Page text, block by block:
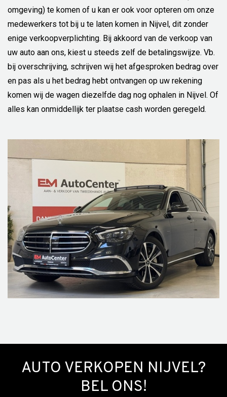
omgeving) te komen of u kan er ook voor opteren om onze
medewerkers tot bij u te laten komen in Nijvel, dit zonder
enige verkoopverplichting. Bij akkoord van de verkoop van
uw auto aan ons, kiest u steeds zelf de betalingswijze. Vb.
bij overschrijving, schrijven wij het afgesproken bedrag over
en pas als u het bedrag hebt ontvangen op uw rekening
komen wij de wagen diezelfde dag nog ophalen in Nijvel. Of
alles kan onmiddellijk ter plaatse cash worden geregeld.
AUTO VERKOPEN NIJVEL?
BEL ONS!